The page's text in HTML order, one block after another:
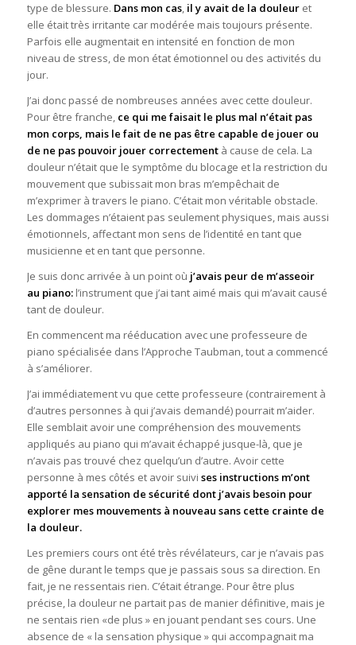
type de blessure. Dans mon cas, il y avaitde la douleuret
elle était très irritante car modérée mais toujours présente.
Parfois elle augmentait en intensité en fonction de mon
niveau de stress, de mon état émotionnel ou des activités du
jour.
J’ai donc passé de nombreuses années avec cette douleur.
Pour être franche, ce qui me faisait le plus mal n’était pas
mon corps, mais le fait de ne pas être capable de jouer ou
de ne pas pouvoir jouer correctementà cause de cela. La
douleur n’était que le symptôme du blocage et la restriction du
mouvement que subissait mon bras m’empêchait de
m’exprimer à travers le piano. C’était mon véritable obstacle.
Les dommages n’étaient pas seulement physiques, mais aussi
émotionnels, affectant mon sens de l’identité en tant que
musicienne et en tant que personne.
Je suis donc arrivée à un point où j’avais peur de m’asseoir
au piano:l’instrument que j’ai tant aimé mais qui m’avait causé
tant de douleur.
En commencent ma rééducation avec une professeure de
piano spécialisée dans l’Approche Taubman, tout a commencé
à s’améliorer.
J’ai immédiatement vu que cette professeure (contrairement à
d’autres personnes à qui j’avais demandé) pourrait m’aider.
Elle semblait avoir une compréhension des mouvements
appliqués au piano qui m’avait échappé jusque-là, que je
n’avais pas trouvé chez quelqu’un d’autre. Avoir cette
personne à mes côtés et avoir suivi ses instructions m’ont
apporté la sensation de sécurité dont j’avais besoin pour
explorer mes mouvements à nouveau sans cette crainte de
la douleur.
Les premiers cours ont été très révélateurs, car je n’avais pas
de gêne durant le temps que je passais sous sa direction. En
fait, je ne ressentais rien. C’était étrange. Pour être plus
précise, la douleur ne partait pas de manier définitive, mais je
ne sentais rien «de plus » en jouant pendant ses cours. Une
absence de « la sensation physique » qui accompagnait ma